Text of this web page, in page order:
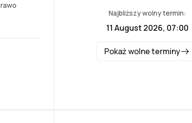
Najbliższy wolny termin:
11 August 2026, 07:00
Pokaż wolne terminy